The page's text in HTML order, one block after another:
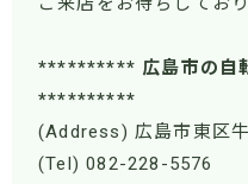
********** 広島市の自
**********
(Address) 広島市東区
(Tel) 082-228-5576